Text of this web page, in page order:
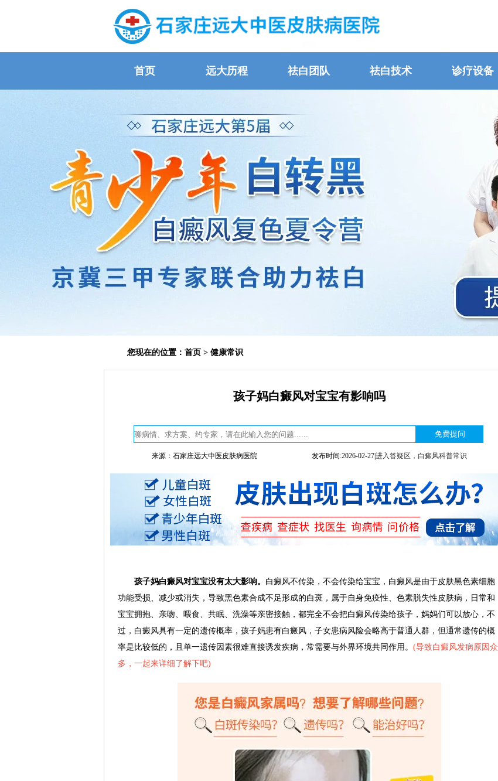
首页 远大历程 祛白团队 祛白技术 诊疗设备
您现在的位置： 首页 > 健康常识
孩子妈白癜风对宝宝有影响吗
来源：石家庄远大中医皮肤病医院 发布时间:2026-02-27|进入答疑区，白癜风科普常识
孩子妈白癜风对宝宝没有太大影响。 白癜风不传染，不会传染给宝宝，白癜风是由于皮肤黑色素细胞
功能受损、减少或消失，导致黑色素合成不足形成的白斑，属于自身免疫性、色素脱失性皮肤病，日常和
宝宝拥抱、亲吻、喂食、共眠、洗澡等亲密接触，都完全不会把白癜风传染给孩子，妈妈们可以放心，不
过，白癜风具有一定的遗传概率，孩子妈患有白癜风，子女患病风险会略高于普通人群，但通常遗传的概
率是比较低的，且单一遗传因素很难直接诱发疾病，常需要与外界环境共同作用。 (导致白癜风发病原因众
多，一起来详细了解下吧)